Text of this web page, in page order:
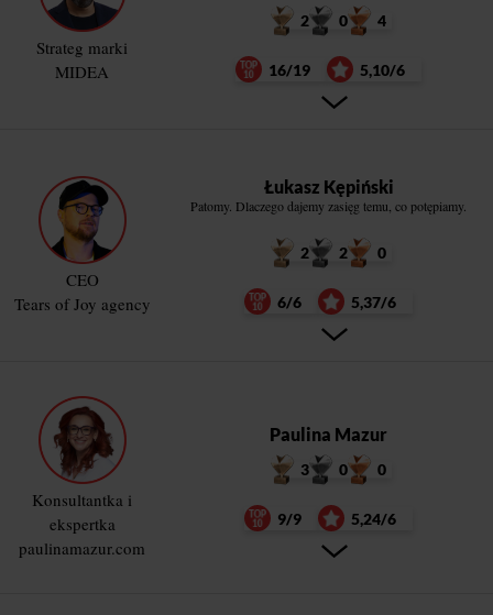
Strateg marki
MIDEA
2 0 4
16/19 5,10/6
CEO
Tears of Joy agency
Łukasz Kępiński
Patomy. Dlaczego dajemy zasięg temu, co potępiamy.
2 2 0
6/6 5,37/6
Konsultantka i
ekspertka
paulinamazur.com
Paulina Mazur
3 0 0
9/9 5,24/6